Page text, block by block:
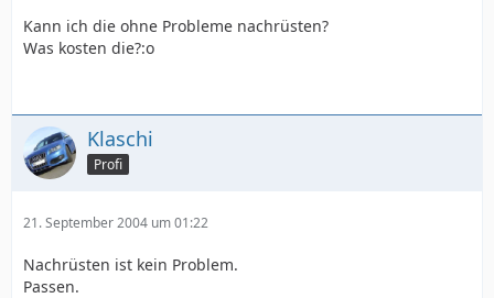
Kann ich die ohne Probleme nachrüsten?
Was kosten die?:o
Klaschi
Profi
21. September 2004 um 01:22
Nachrüsten ist kein Problem.
Passen.